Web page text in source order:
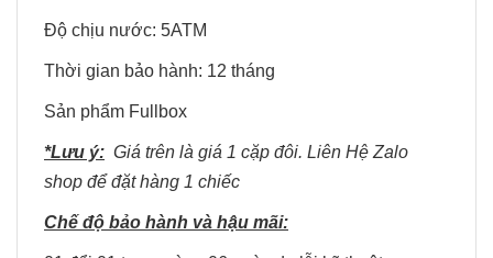
Độ chịu nước: 5ATM
Thời gian bảo hành: 12 tháng
Sản phẩm Fullbox
*Lưu ý: Giá trên là giá 1 cặp đôi. Liên Hệ Zalo
shop để đặt hàng 1 chiếc
Chế độ bảo hành và hậu mãi: